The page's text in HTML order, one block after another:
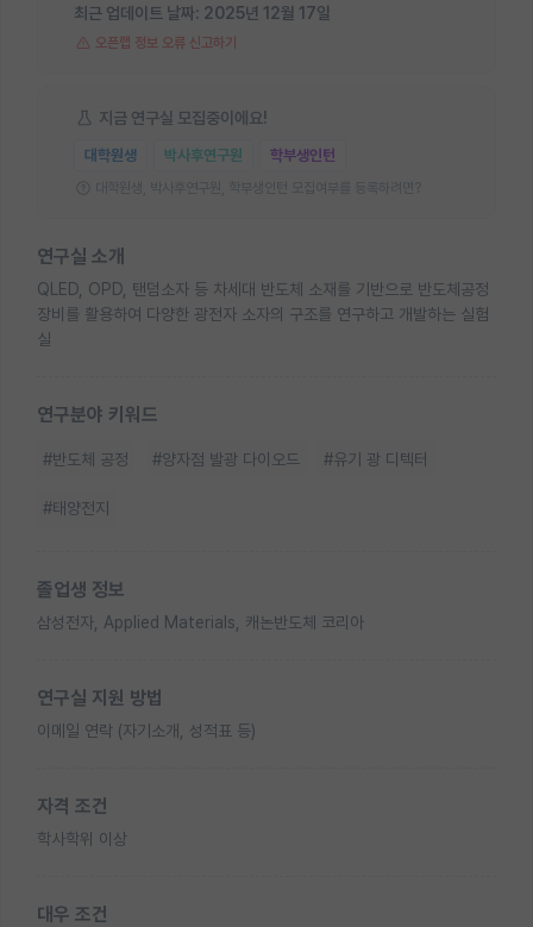
최근 업데이트 날짜: 2025년 12월 17일
오픈랩 정보 오류 신고하기
지금 연구실 모집중이에요!
대학원생 박사후연구원 학부생인턴
대학원생, 박사후연구원, 학부생인턴 모집여부를 등록하려면?
연구실 소개
QLED, OPD, 탠덤소자 등 차세대 반도체 소재를 기반으로 반도체공정
장비를 활용하여 다양한 광전자 소자의 구조를 연구하고 개발하는 실험
실
연구분야 키워드
#반도체 공정 #양자점 발광 다이오드 #유기 광 디텍터
#태양전지
졸업생 정보
삼성전자, Applied Materials, 캐논반도체 코리아
연구실 지원 방법
이메일 연락 (자기소개, 성적표 등)
자격 조건
학사학위 이상
대우 조건